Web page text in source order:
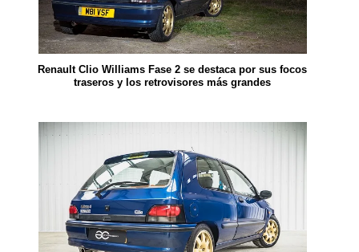
Renault Clio Williams Fase 2 se destaca por sus focos
traseros y los retrovisores más grandes